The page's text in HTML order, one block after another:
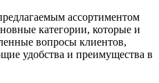
ассортиментом
категории, которые и
вопросы клиентов,
удобства и преимущества в